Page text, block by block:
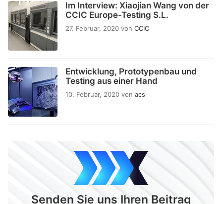
Im Interview: Xiaojian Wang von der
CCIC Europe-Testing S.L.
27. Februar, 2020 von CCIC
Entwicklung, Prototypenbau und
Testing aus einer Hand
10. Februar, 2020 von acs
Senden Sie uns Ihren Beitrag